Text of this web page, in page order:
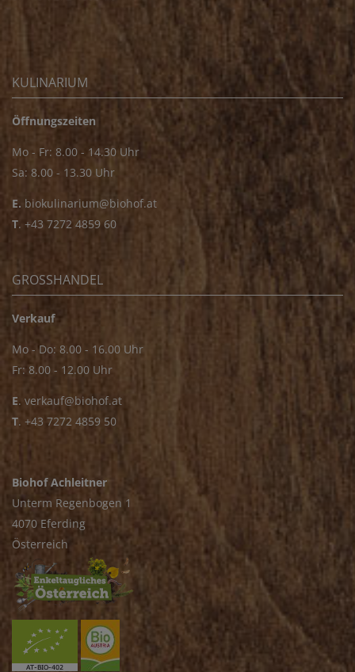
KULINARIUM
Öffnungszeiten
Mo - Fr: 8.00 - 14.30 Uhr
Sa: 8.00 - 13.30 Uhr
E. biokulinarium@biohof.at
T. +43 7272 4859 60
GROSSHANDEL
Verkauf
Mo - Do: 8.00 - 16.00 Uhr
Fr: 8.00 - 12.00 Uhr
E. verkauf@biohof.at
T. +43 7272 4859 50
Biohof Achleitner
Unterm Regenbogen 1
4070 Eferding
Österreich